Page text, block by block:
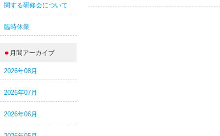
関する研修会について
臨時休業
月間アーカイブ
2026年08月
2026年07月
2026年06月